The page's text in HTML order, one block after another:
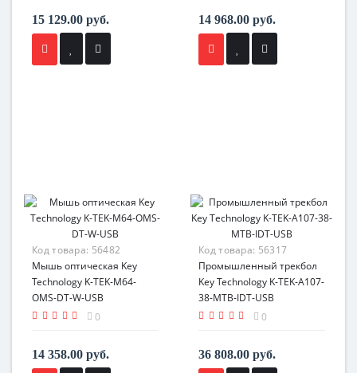
15 129.00 руб. 14 968.00 руб.
Код товара: 56482
Мышь оптическая Key
Technology K-TEK-M64-
OMS-DT-W-USB
0
14 358.00 руб.
Код товара: 56317
Промышленный трекбол
Key Technology K-TEK-A107-
38-MTB-IDT-USB
0
36 808.00 руб.